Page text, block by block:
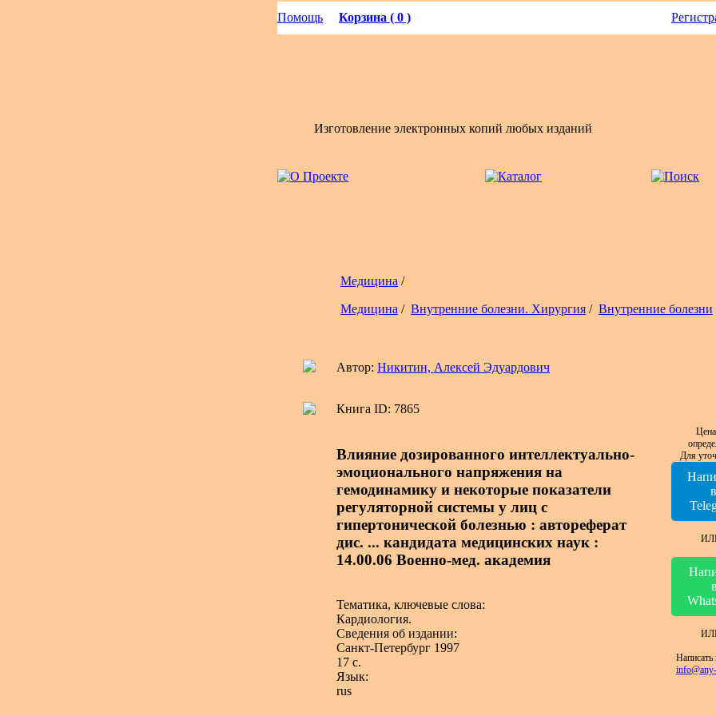
Помощь Корзина ( 0 )
Изготовление электронных копий любых изданий
Медицина /
Медицина / Внутренние болезни. Хирургия / Внутренние болезни
Автор: Никитин, Алексей Эдуардович
Книга ID: 7865
Влияние дозированного интеллектуально-
эмоционального напряжения на
гемодинамику и некоторые показатели
регуляторной системы у лиц с
гипертонической болезнью : автореферат
дис. ... кандидата медицинских наук :
14.00.06 Военно-мед. академия
Тематика, ключевые слова:
Кардиология.
Сведения об издании:
Санкт-Петербург 1997
17 с.
Язык:
rus
Для
в
в
Написать